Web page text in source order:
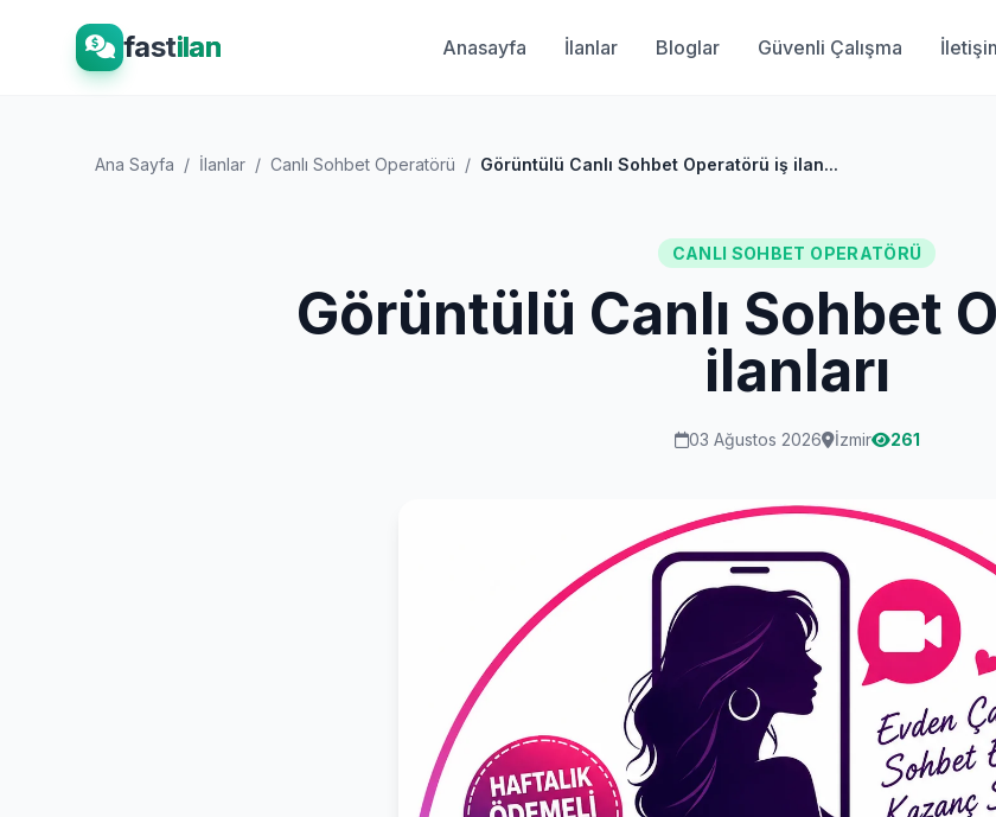
fastilan Anasayfa İlanlar Bloglar Güvenli Çalışma
Ana Sayfa / İlanlar / Canlı Sohbet Operatörü / Görüntülü Canlı Sohbet Operatörü iş ilan...
CANLI SOHBET OPERATÖRÜ
Görüntülü Canlı Sohbet
ilanları
03 Ağustos 2026 İzmir 261